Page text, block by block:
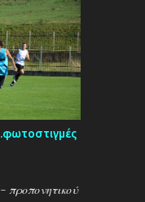
προπονητικού